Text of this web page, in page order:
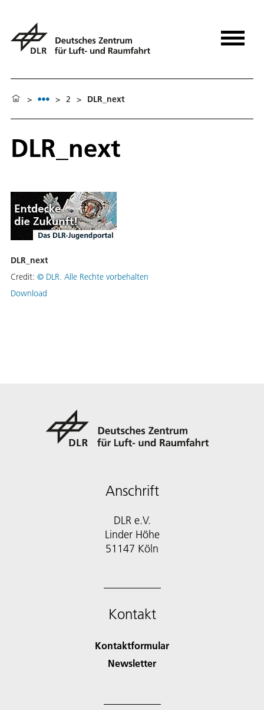
> > 2 > DLR_next
DLR_next
DLR_next
Credit: © DLR. Alle Rechte vorbehalten
Download
Anschrift
DLR e.V.
Linder Höhe
51147 Köln
Kontakt
Kontaktformular
Newsletter